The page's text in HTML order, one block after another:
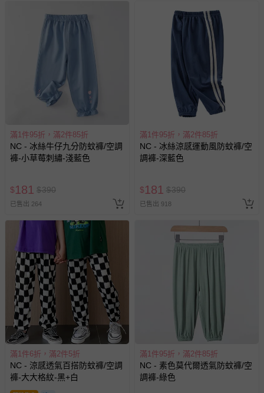
滿1件95折，滿2件85折
NC - 冰絲牛仔九分防蚊褲/空調
褲-小草莓刺繡-淺藍色
$181 $390
已售出 264
滿1件95折，滿2件85折
NC - 冰絲涼感運動風防蚊褲/空
調褲-深藍色
$181 $390
已售出 918
滿1件6折，滿2件5折
NC - 涼感透氣百搭防蚊褲/空調
褲-大大格紋-黑+白
滿1件95折，滿2件85折
NC - 素色莫代爾透氣防蚊褲/空
調褲-綠色